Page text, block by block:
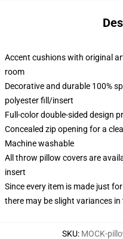
Accent cushions with original
room
Decorative and durable 100%
polyester fill/insert
Full-color double-sided design
Concealed zip opening for a
Machine washable
All throw pillow covers are
insert
Since every item is made just
there may be slight variances
SKU: MOCK-